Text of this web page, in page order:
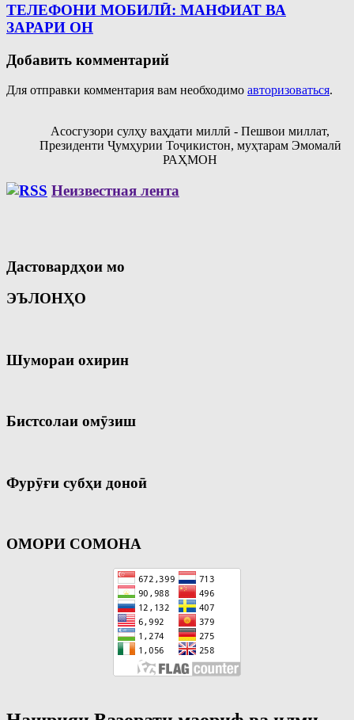
ТЕЛЕФОНИ МОБИЛӢ: МАНФИАТ ВА
ЗАРАРИ ОН
Добавить комментарий
Для отправки комментария вам необходимо авторизоваться.
Асосгузори сулҳу ваҳдати миллӣ - Пешвои миллат,
Президенти Ҷумҳурии Тоҷикистон, муҳтарам Эмомалӣ
РАҲМОН
Неизвестная лента
Дастовардҳои мо
ЭЪЛОНҲО
Шумораи охирин
Бистсолаи омӯзиш
Фурӯғи субҳи доноӣ
ОМОРИ СОМОНА